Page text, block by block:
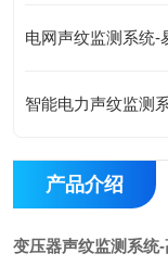
电网声纹监测系统-
智能电力声纹监测
产品介绍
变压器声纹监测系统